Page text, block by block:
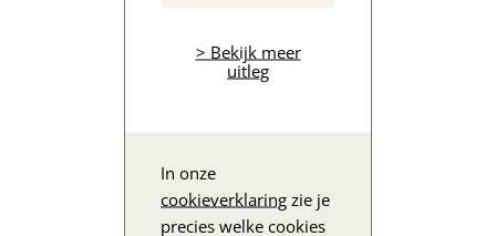
> Bekijk meer
uitleg
In onze
cookieverklaring zie je
precies welke cookies